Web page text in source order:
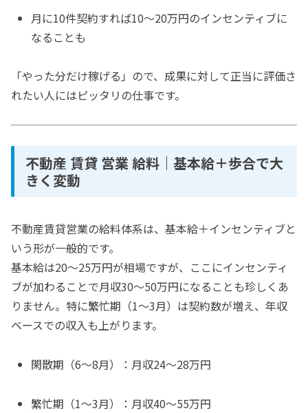
月に10件契約すれば10〜20万円のインセンティブに
なることも
「やった分だけ稼げる」ので、成果に対して正当に評価さ
れたい人にはピッタリの仕事です。
不動産 賃貸 営業 給料｜基本給＋歩合で大
きく変動
不動産賃貸営業の給料体系は、基本給＋インセンティブと
いう形が一般的です。
基本給は20〜25万円が相場ですが、ここにインセンティ
ブが加わることで月収30〜50万円になることも珍しくあ
りません。特に繁忙期（1〜3月）は契約数が増え、年収
ベースでの収入も上がります。
閑散期（6〜8月）：月収24〜28万円
繁忙期（1〜3月）：月収40〜55万円